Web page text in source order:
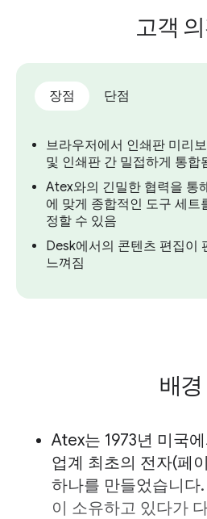
고객
장점 단점
브라우저에서 인쇄판 미리
및 인쇄판 간 밀접하게 통합
Atex와의 긴밀한 협력을 통
에 맞게 종합적인 도구 세트
정할 수 있음
Desk에서의 콘텐츠 편집이
느껴짐
배경
Atex는 1973년 미국
업계 최초의 전자(페
하나를 만들었습니
이 소유하고 있다가